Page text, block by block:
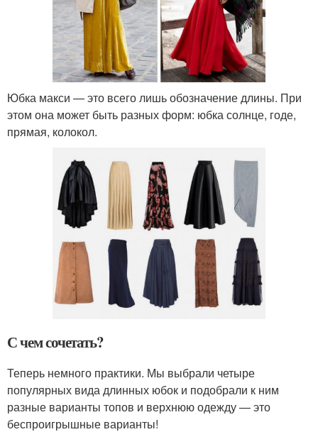
Юбка макси — это всего лишь обозначение длины. При
этом она может быть разных форм: юбка солнце, годе,
прямая, колокол.
С чем сочетать?
Теперь немного практики. Мы выбрали четыре
популярных вида длинных юбок и подобрали к ним
разные варианты топов и верхнюю одежду — это
беспроигрышные варианты!